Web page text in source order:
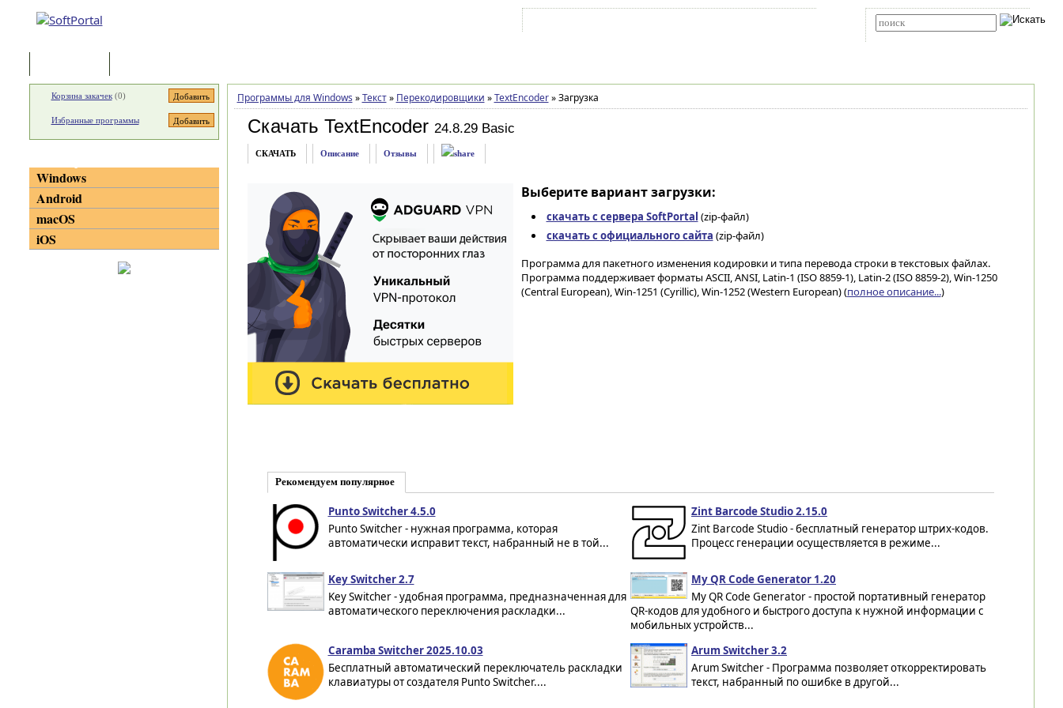
Программы для Windows » Текст » Перекодировщики » TextEncoder »Загрузка
Скачать TextEncoder 24.8.29 Basic
СКАЧАТЬ Описание Отзывы
Выберите вариант загрузки:
скачать с сервера SoftPortal (zip-файл)
скачать с официального сайта (zip-файл)
Программа для пакетного изменения кодировки и типа перевода строки в текстовых файлах.
Программа поддерживает форматы ASCII, ANSI, Latin-1 (ISO 8859-1), Latin-2 (ISO 8859-2), Win-1250
(Central European), Win-1251 (Cyrillic), Win-1252 (Western European) (полное описание...)
Рекомендуем популярное
Punto Switcher 4.5.0
Punto Switcher - нужная программа, которая
автоматически исправит текст, набранный не в той...
Zint Barcode Studio 2.15.0
Zint Barcode Studio - бесплатный генератор штрих-кодов.
Процесс генерации осуществляется в режиме...
Key Switcher 2.7
Key Switcher - удобная программа, предназначенная для
автоматического переключения раскладки...
My QR Code Generator 1.20
My QR Code Generator - простой портативный генератор
QR-кодов для удобного и быстрого доступа к нужной информации с
мобильных устройств...
Caramba Switcher 2025.10.03
Бесплатный автоматический переключатель раскладки
клавиатуры от создателя Punto Switcher....
Arum Switcher 3.2
Arum Switcher - Программа позволяет откорректировать
текст, набранный по ошибке в другой...
Корзина закачек(0)
Избранные программы
Windows
Android
macOS
iOS